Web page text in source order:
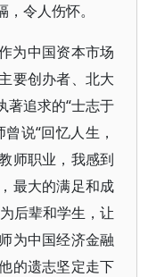
令人伤怀。
为中国资本市场
要创办者、北大
著追求的“士志于
说“回忆人生，
师职业，我感到
最大的满足和成
后辈和学生，让
为中国经济金融
的遗志坚定走下